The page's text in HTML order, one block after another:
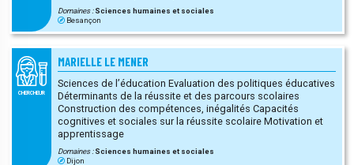
Domaines :Sciences humaines et sociales
Besançon
CHERCHEUR
MARIELLE LE MENER
Sciences de l’éducation Evaluation des politiques éducatives
Déterminants de la réussite et des parcours scolaires
Construction des compétences, inégalités Capacités
cognitives et sociales sur la réussite scolaire Motivation et
apprentissage
Domaines :Sciences humaines et sociales
Dijon